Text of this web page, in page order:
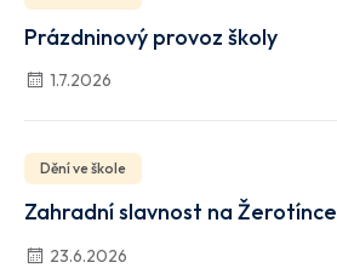
Prázdninový provoz školy
1.7.2026
Dění ve škole
Zahradní slavnost na Žerotínce
23.6.2026